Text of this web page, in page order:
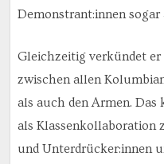
Demonstrant:innen sogar
Gleichzeitig verkündet er
zwischen allen
als auch den Armen. Das
als Klassenkollaboration
und Unterdrücker:innen